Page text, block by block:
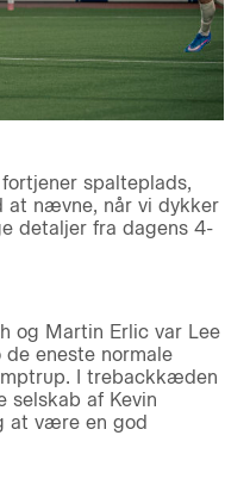
spalteplads,
at nævne, når vi dykker
detaljer fra dagens 4-
og Martin Erlic var Lee
de eneste normale
I trebackkæden
selskab af Kevin
at være en god